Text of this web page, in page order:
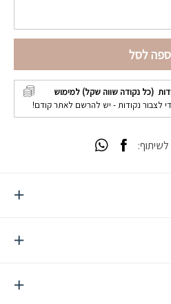
לסל
(כל נקודה שווה שקל) למימוש
לצבור נקודות - יש להרשם לאתר קודם!